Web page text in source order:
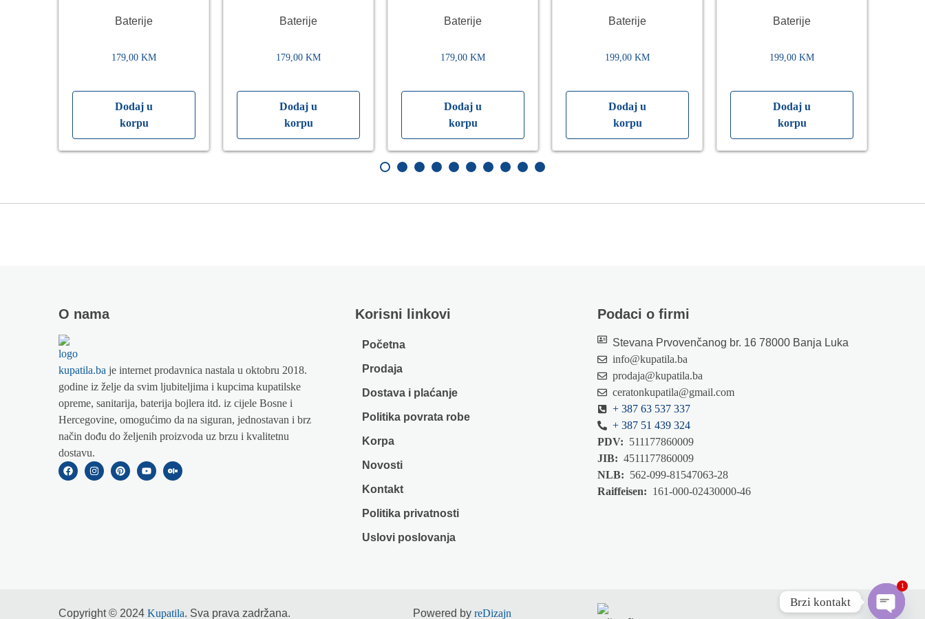
Baterije
179,00KM
Dodaj u
korpu
Baterije
179,00KM
Dodaj u
korpu
Baterije
179,00KM
Dodaj u
korpu
Baterije
199,00KM
Dodaj u
korpu
Baterije
199,00KM
Dodaj u
korpu
O nama
kupatila.ba je internet prodavnica nastala u oktobru 2018.
godine iz želje da svim ljubiteljima i kupcima kupatilske
opreme, sanitarija, baterija bojlera itd. iz cijele Bosne i
Hercegovine, omogućimo da na siguran, jednostavan i brz
način dođu do željenih proizvoda uz brzu i kvalitetnu
dostavu.
Korisni linkovi
Početna
Prodaja
Dostava i plaćanje
Politika povrata robe
Korpa
Novosti
Kontakt
Politika privatnosti
Uslovi poslovanja
Podaci o firmi
Stevana Prvovenčanog br. 16 78000 Banja Luka
info@kupatila.ba
prodaja@kupatila.ba
ceratonkupatila@gmail.com
+ 387 63 537 337
+ 387 51 439 324
PDV: 511177860009
JIB: 4511177860009
NLB: 562-099-81547063-28
Raiffeisen: 161-000-02430000-46
Copyright © 2024Kupatila. Sva prava zadržana. Powered byreDizajn
Brzi kontakt
1